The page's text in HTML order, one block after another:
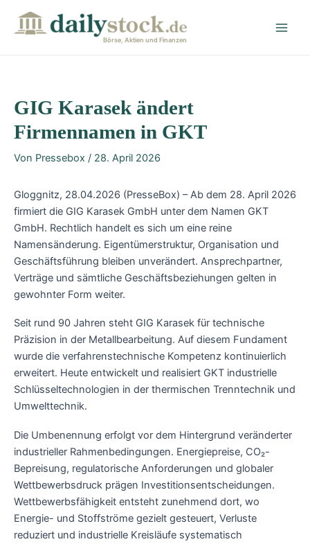
Börse, Aktien und Finanzen
GIG Karasek ändert
Firmennamen in GKT
Von Pressebox / 28. April 2026
Gloggnitz, 28.04.2026 (PresseBox) – Ab dem 28. April 2026
firmiert die GIG Karasek GmbH unter dem Namen GKT
GmbH. Rechtlich handelt es sich um eine reine
Namensänderung. Eigentümerstruktur, Organisation und
Geschäftsführung bleiben unverändert. Ansprechpartner,
Verträge und sämtliche Geschäftsbeziehungen gelten in
gewohnter Form weiter.
Seit rund 90 Jahren steht GIG Karasek für technische
Präzision in der Metallbearbeitung. Auf diesem Fundament
wurde die verfahrenstechnische Kompetenz kontinuierlich
erweitert. Heute entwickelt und realisiert GKT industrielle
Schlüsseltechnologien in der thermischen Trenntechnik und
Umwelttechnik.
Die Umbenennung erfolgt vor dem Hintergrund veränderter
industrieller Rahmenbedingungen. Energiepreise, CO₂-
Bepreisung, regulatorische Anforderungen und globaler
Wettbewerbsdruck prägen Investitionsentscheidungen.
Wettbewerbsfähigkeit entsteht zunehmend dort, wo
Energie- und Stoffströme gezielt gesteuert, Verluste
reduziert und industrielle Kreisläufe systematisch